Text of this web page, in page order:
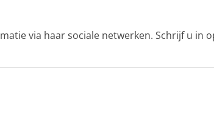
via haar sociale netwerken. Schrijf u in